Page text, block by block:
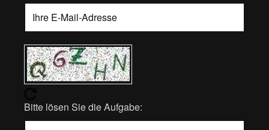
Bitte lösen Sie die Aufgabe: